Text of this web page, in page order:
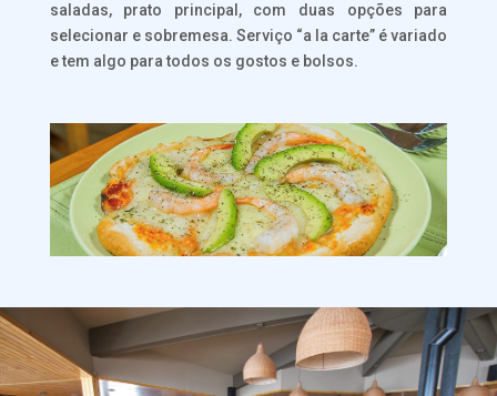
saladas, prato principal, com duas opções para
selecionar e sobremesa. Serviço “a la carte” é variado
e tem algo para todos os gostos e bolsos.